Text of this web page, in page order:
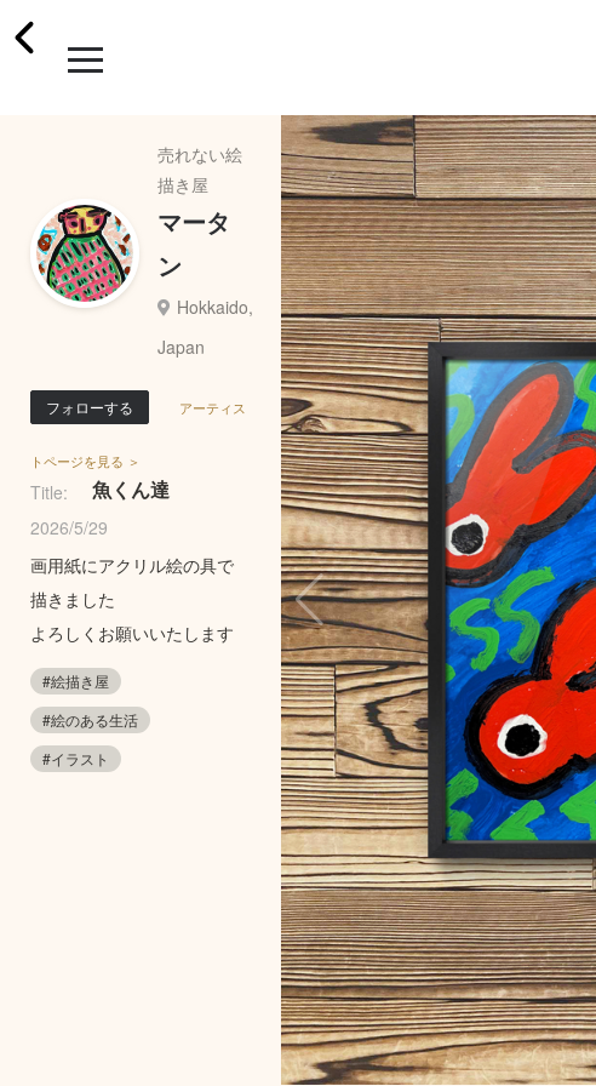
売れない絵
描き屋
マータ
ン
Hokkaido,
Japan
フォローする アーティス
トページを見る ＞
Title: 魚くん達
2026/5/29
画用紙にアクリル絵の具で
描きました
よろしくお願いいたします
#絵描き屋
#絵のある生活
#イラスト